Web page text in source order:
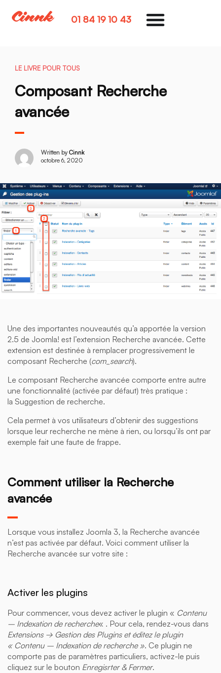
01 84 19 10 43
LE LIVRE POUR TOUS
Composant Recherche
avancée
Written by Cinnk
octobre 6, 2020
Une des importantes nouveautés qu’a apportée la version
2.5 de Joomla! est l’extension Recherche avancée. Cette
extension est destinée à remplacer progressivement le
composant Recherche (com_search).
Le composant Recherche avancée comporte entre autre
une fonctionnalité (activée par défaut) très pratique :
la Suggestion de recherche.
Cela permet à vos utilisateurs d’obtenir des suggestions
lorsque leur recherche ne mène à rien, ou lorsqu’ils ont par
exemple fait une faute de frappe.
Comment utiliser la Recherche
avancée
Lorsque vous installez Joomla 3, la Recherche avancée
n’est pas activée par défaut. Voici comment utiliser la
Recherche avancée sur votre site :
Activer les plugins
Pour commencer, vous devez activer le plugin « Contenu
– Indexation de recherche« . Pour cela, rendez-vous dans
Extensions → Gestion des Plugins et éditez le plugin
« Contenu – Indexation de recherche ». Ce plugin ne
comporte pas de paramètres particuliers, activez-le puis
cliquez sur le bouton Enregisrter & Fermer.